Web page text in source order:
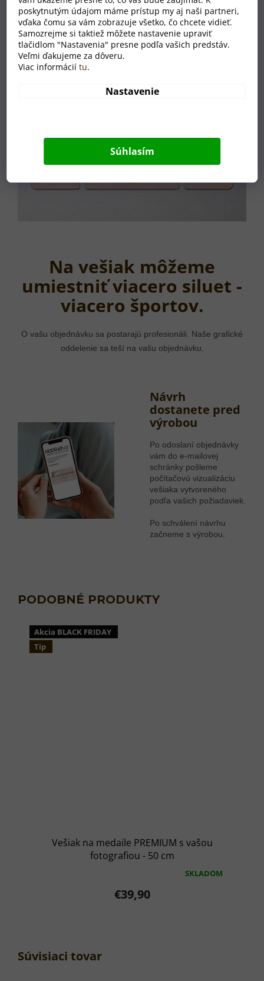
poskytnutým údajom máme prístup my aj naši partneri,
vďaka čomu sa vám zobrazuje všetko, čo chcete vidieť.
Samozrejme si taktiež môžete nastavenie upraviť
tlačidlom "Nastavenia" presne podľa vašich predstáv.
Veľmi ďakujeme za dôveru.
Viac informáciítu.
Nastavenie
Súhlasím
Súvisiaci tovar
Na vešiak môžeme
umiestniť viacero siluet -
viacero športov.
O vašu objednávku sa postarajú profesionáli. Naše grafické
oddelenie sa teší na vašu objednávku.
Návrh
dostanete pred
výrobou
Po odoslaní objednávky
vám do e-mailovej
schránky pošleme
počítačovú vizualizáciu
vešiaka vytvoreného
podľa vašich požiadaviek.
Po schválení návrhu
začneme s výrobou.
Akcia BLACK FRIDAY
Tip
Vešiak na medaile PREMIUM s vašou
fotografiou - 50 cm
hviezdičiek.
SKLADOM
€39,90